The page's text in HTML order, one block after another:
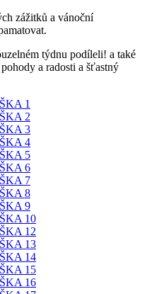
zážitků a vánoční
týdnu podíleli! a také
a radosti a šťastný